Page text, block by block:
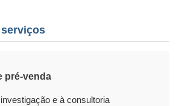
pré-venda
e à consultoria